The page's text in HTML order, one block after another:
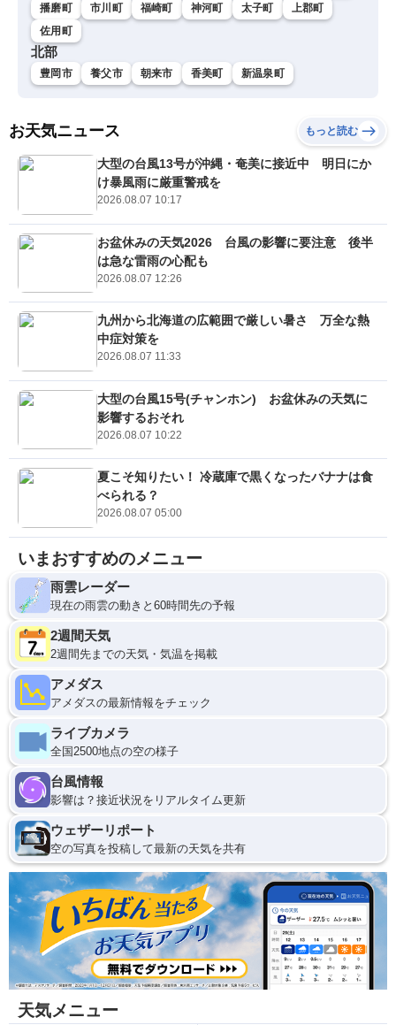
播磨町 市川町 福崎町 神河町 太子町
上郡町
佐用町
北部
豊岡市 養父市 朝来市 香美町 新温泉町
お天気ニュース もっと読む
大型の台風13号が沖縄・奄美に接近中 明日にか
け暴風雨に厳重警戒を
2026.08.07 10:17
お盆休みの天気2026 台風の影響に要注意 後半
は急な雷雨の心配も
2026.08.07 12:26
九州から北海道の広範囲で厳しい暑さ 万全な熱
中症対策を
2026.08.07 11:33
大型の台風15号(チャンホン) お盆休みの天気に
影響するおそれ
2026.08.07 10:22
夏こそ知りたい！ 冷蔵庫で黒くなったバナナは食
べられる？
2026.08.07 05:00
いまおすすめのメニュー
雨雲レーダー
現在の雨雲の動きと60時間先の予報
2週間天気
2週間先までの天気・気温を掲載
アメダス
アメダスの最新情報をチェック
ライブカメラ
全国2500地点の空の様子
台風情報
影響は？接近状況をリアルタイム更新
ウェザーリポート
空の写真を投稿して最新の天気を共有
天気メニュー